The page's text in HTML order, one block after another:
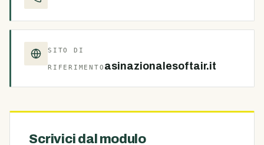
SITO DI
RIFERIMENTO asinazionalesoftair.it
Scrivici dal modulo